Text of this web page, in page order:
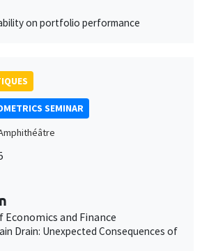
on portfolio performance
SEMINAR
and Finance
Drain: Unexpected Consequences of